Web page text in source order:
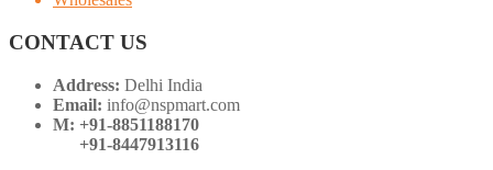
CONTACT US
Address: Delhi India
Email: info@nspmart.com
M: +91-8851188170
+91-8447913116